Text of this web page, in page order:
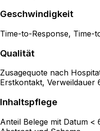
Geschwindigkeit
Time-to-Response,
Qualität
Zusagequote nach
Erstkontakt, Verweildauer
Inhaltspflege
Anteil Belege mit Datum <